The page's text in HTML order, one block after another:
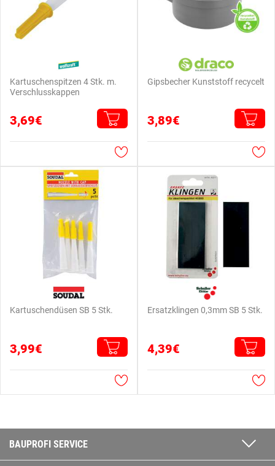
Kartuschenspitzen 4 Stk. m.
Verschlusskappen
3,69€
Gipsbecher Kunststoff recycelt
3,89€
Kartuschendüsen SB 5 Stk.
3,99€
Ersatzklingen 0,3mm SB 5 Stk.
4,39€
BAUPROFI SERVICE